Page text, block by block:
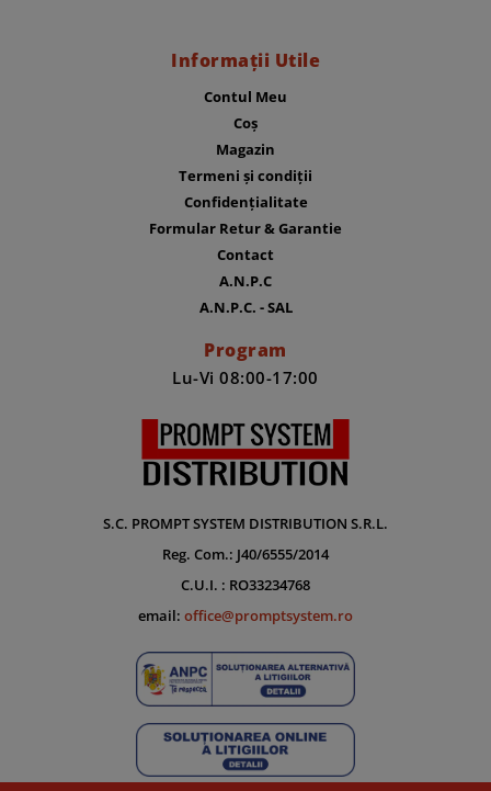
Informații Utile
Contul Meu
Coș
Magazin
Termeni și condiții
Confidențialitate
Formular Retur & Garantie
Contact
A.N.P.C
A.N.P.C. - SAL
Program
Lu-Vi 08:00-17:00
S.C. PROMPT SYSTEM DISTRIBUTION S.R.L.
Reg. Com.: J40/6555/2014
C.U.I. : RO33234768
email: office@promptsystem.ro